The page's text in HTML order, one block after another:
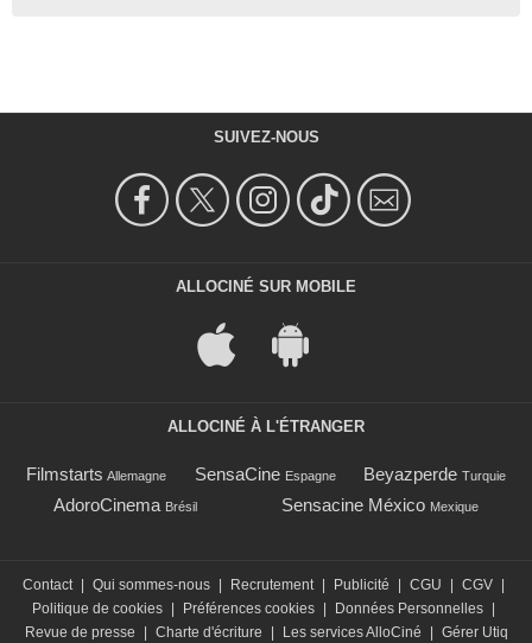
SUIVEZ-NOUS
ALLOCINÉ SUR MOBILE
ALLOCINÉ À L'ÉTRANGER
Filmstarts Allemagne SensaCine Espagne Beyazperde Turquie
AdoroCinema Brésil Sensacine México Mexique
Contact | Qui sommes-nous | Recrutement | Publicité | CGU | CGV |
Politique de cookies | Préférences cookies | Données Personnelles |
Revue de presse
| Charte d'écriture | Les services AlloCiné | Gérer Utiq